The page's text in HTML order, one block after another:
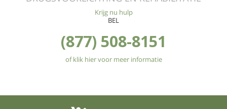
Krijg nu hulp
BEL
(877) 508-8151
of klik hier voor meer informatie